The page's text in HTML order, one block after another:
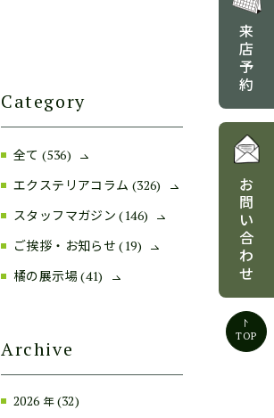
Category
全て(536)
エクステリアコラム (326)
スタッフマガジン(146)
ご挨拶・お知らせ(19)
橘の展示場(41)
Archive
2026 年(32)
来
店
予
約
お
問
い
合
わ
せ
TOP